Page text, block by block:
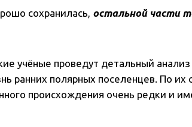
сохранилась, остальной части
учёные проведут детальный
ранних полярных поселенцев. По их
происхождения очень редки и